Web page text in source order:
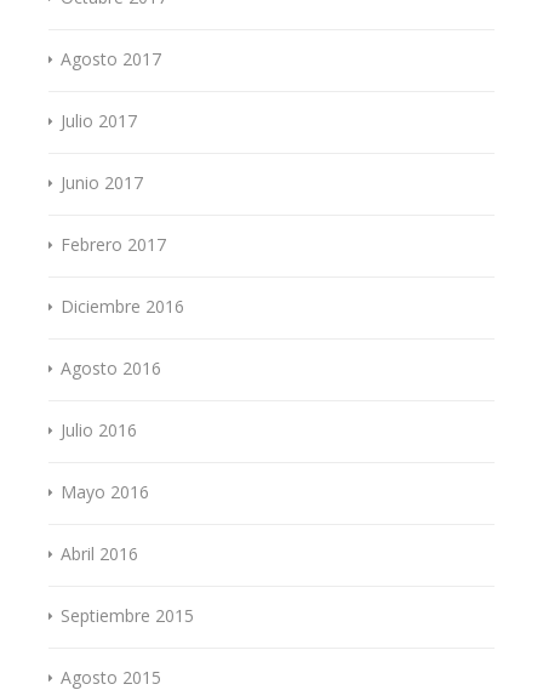
Agosto 2017
Julio 2017
Junio 2017
Febrero 2017
Diciembre 2016
Agosto 2016
Julio 2016
Mayo 2016
Abril 2016
Septiembre 2015
Agosto 2015